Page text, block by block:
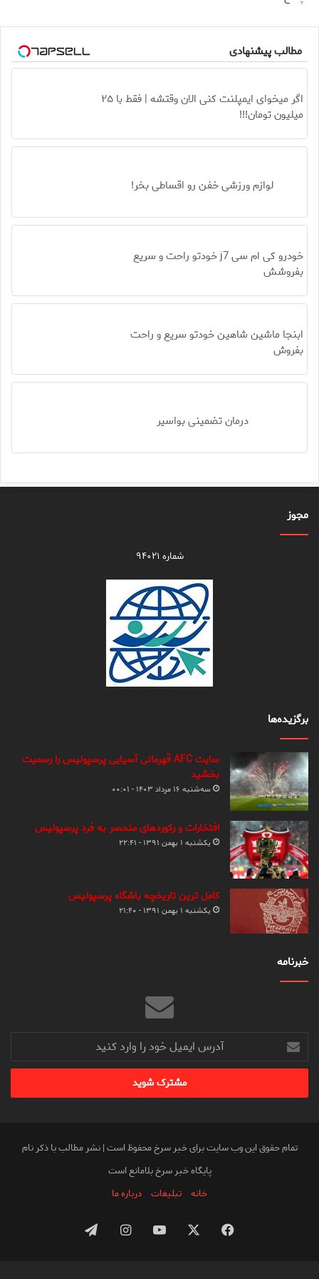
مطالب پیشنهادی
اگر میخوای ایمپلنت کنی الان وقتشه | فقط با ۲۵
میلیون تومان!!!
لوازم ورزشی خفن رو اقساطی بخر!
خودرو کی ام سی j7 خودتو راحت و سریع
بفروشش
ابنجا ماشین شاهین خودتو سریع و راحت
بفروش
درمان تضمینی بواسیر
مجوز
شماره ۹۴۰۲۱
برگزیده‌ها
سایت AFC قهرمانی آسیایی پرسپولیس را رسمیت
بخشید
سه‌شنبه ۱۶ مرداد ۱۴۰۳ - ۰۰:۰۱
افتخارات و رکوردهای منحصر به فرد پرسپولیس
یکشنبه ۱ بهمن ۱۳۹۱ - ۲۲:۴۱
کامل ترین تاریخچه باشگاه پرسپولیس
یکشنبه ۱ بهمن ۱۳۹۱ - ۲۱:۴۰
خبرنامه
آدرس
ایمیل
خود
وارد
تمام حقوق این وب سایت برای خبر سرخ محفوظ است | نشر مطالب با ذکر نام
پایگاه خبر سرخ بلامانع است
خانه
تبلیغات درباره ما
فیس
یوتیوباینستاگرامتلگرام